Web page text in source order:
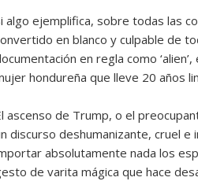
algo ejemplifica, sobre todas las
en blanco y culpable de
en regla como
hondureña que lleve 20 años
ascenso de Trump, o el
discurso deshumanizante, cruel e
absolutamente nada los
de varita mágica que hace